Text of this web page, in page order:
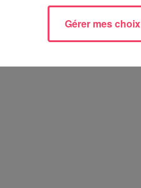
Gérer mes choix